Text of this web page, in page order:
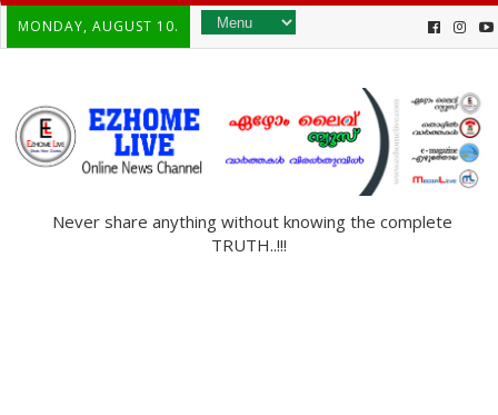
MONDAY, AUGUST 10.
Never share anything without knowing the complete
TRUTH..!!!